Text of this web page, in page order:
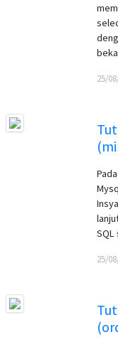
25/
25/